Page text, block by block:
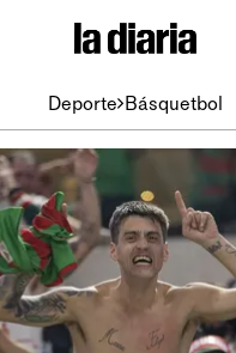
Deporte Básquetbol